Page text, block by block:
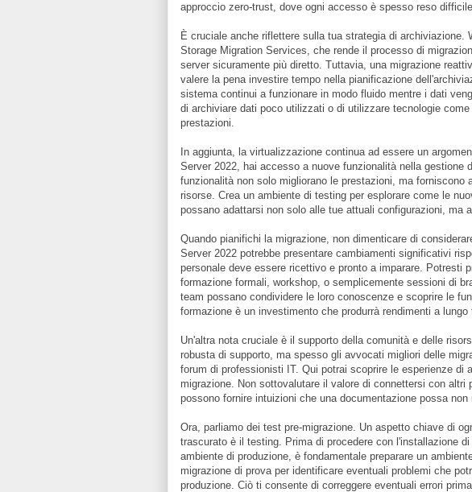
approccio zero-trust, dove ogni accesso è spesso reso
È cruciale anche riflettere sulla tua strategia di archiviazione.
Storage Migration Services, che rende il processo di
server sicuramente più diretto. Tuttavia, una migrazione
valere la pena investire tempo nella pianificazione
sistema continui a funzionare in modo fluido mentre i dati
di archiviare dati poco utilizzati o di utilizzare tecnologie
prestazioni.
In aggiunta, la virtualizzazione continua ad essere un
Server 2022, hai accesso a nuove funzionalità nella gestione
funzionalità non solo migliorano le prestazioni, ma forniscono
risorse. Crea un ambiente di testing per esplorare come le
possano adattarsi non solo alle tue attuali configurazioni, ma
Quando pianifichi la migrazione, non dimenticare di
Server 2022 potrebbe presentare cambiamenti significativi
personale deve essere ricettivo e pronto a imparare. Potresti
formazione formali, workshop, o semplicemente sessioni di
team possano condividere le loro conoscenze e scoprire le
formazione è un investimento che produrrà rendimenti a
Un'altra nota cruciale è il supporto della comunità e delle
robusta di supporto, ma spesso gli avvocati migliori delle
forum di professionisti IT. Qui potrai scoprire le esperienze di
migrazione. Non sottovalutare il valore di connettersi con
possono fornire intuizioni che una documentazione possa non
Ora, parliamo dei test pre-migrazione. Un aspetto chiave di
trascurato è il testing. Prima di procedere con l'installazione
ambiente di produzione, è fondamentale preparare un
migrazione di prova per identificare eventuali problemi che
produzione. Ciò ti consente di correggere eventuali errori